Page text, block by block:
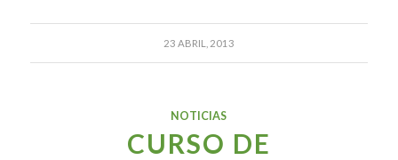
23 ABRIL, 2013
NOTICIAS
CURSO DE